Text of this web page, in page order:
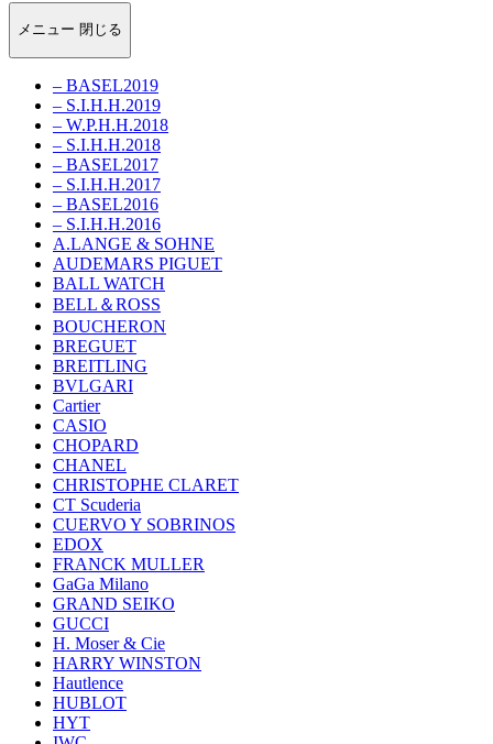
メニュー 閉じる
– BASEL2019
– S.I.H.H.2019
– W.P.H.H.2018
– S.I.H.H.2018
– BASEL2017
– S.I.H.H.2017
– BASEL2016
– S.I.H.H.2016
A.LANGE & SOHNE
AUDEMARS PIGUET
BALL WATCH
BELL＆ROSS
BOUCHERON
BREGUET
BREITLING
BVLGARI
Cartier
CASIO
CHOPARD
CHANEL
CHRISTOPHE CLARET
CT Scuderia
CUERVO Y SOBRINOS
EDOX
FRANCK MULLER
GaGa Milano
GRAND SEIKO
GUCCI
H. Moser & Cie
HARRY WINSTON
Hautlence
HUBLOT
HYT